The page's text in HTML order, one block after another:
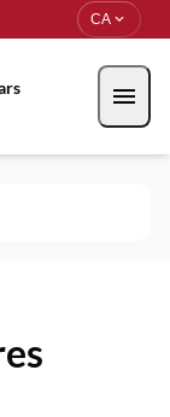
CA expand_more
menu